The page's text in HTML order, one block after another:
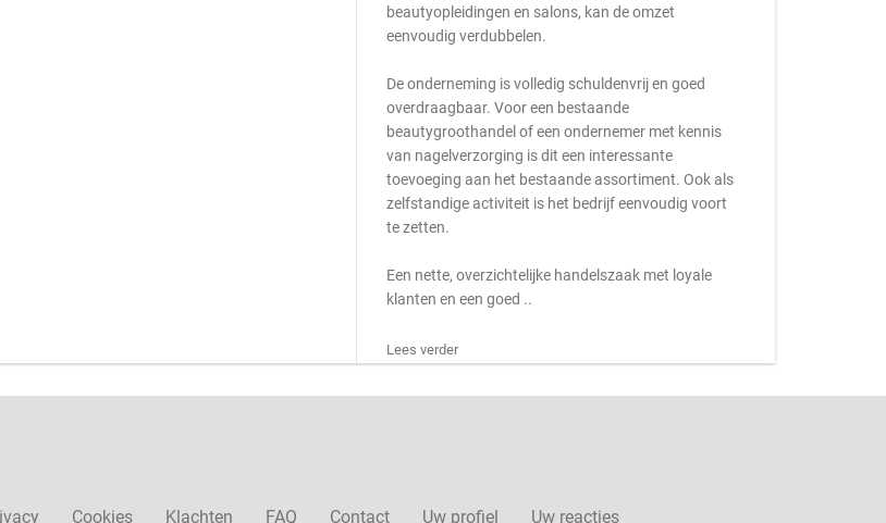
beautyopleidingen en salons, kan de omzet
eenvoudig verdubbelen.
De onderneming is volledig schuldenvrij en goed
overdraagbaar. Voor een bestaande
beautygroothandel of een ondernemer met kennis
van nagelverzorging is dit een interessante
toevoeging aan het bestaande assortiment. Ook als
zelfstandige activiteit is het bedrijf eenvoudig voort
te zetten.
Een nette, overzichtelijke handelszaak met loyale
klanten en een goed ..
Lees verder
Cookies Klachten FAQ Contact Uw profiel Uw reacties